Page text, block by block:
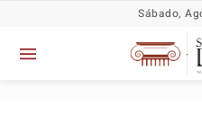
Sábado,